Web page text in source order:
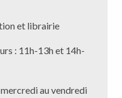
et librairie
: 11h-13h et 14h-
mercredi au vendredi